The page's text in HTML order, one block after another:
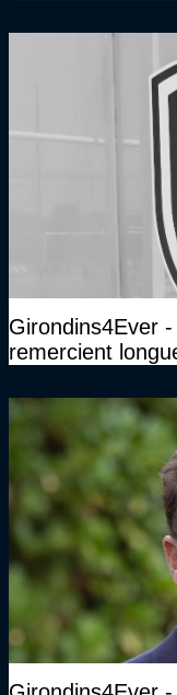
Girondins4Ever
remercient